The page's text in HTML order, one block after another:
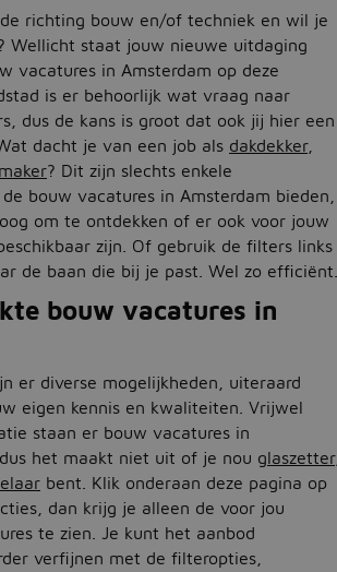
richting bouw en/of techniek en wil je
Wellicht staat jouw nieuwe uitdaging
vacatures in Amsterdam op deze
is er behoorlijk wat vraag naar
dus de kans is groot dat ook jij hier een
dacht je van een job als dakdekker,
? Dit zijn slechts enkele
bouw vacatures in Amsterdam bieden,
om te ontdekken of er ook voor jouw
zijn. Of gebruik de filters links
de baan die bij je past. Wel zo efficiënt.
bouw vacatures in
er diverse mogelijkheden, uiteraard
eigen kennis en kwaliteiten. Vrijwel
staan er bouw vacatures in
het maakt niet uit of je nou glaszetter,
bent. Klik onderaan deze pagina op
dan krijg je alleen de voor jou
te zien. Je kunt het aanbod
verfijnen met de filteropties,